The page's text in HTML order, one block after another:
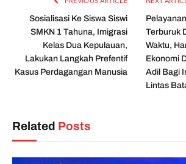
Sosialisasi Ke Siswa Siswi
SMKN 1 Tahuna, Imigrasi
Kelas Dua Kepulauan,
Lakukan Langkah Prefentif
Kasus Perdagangan Manusia
Terburuk
Waktu,
Ekonomi
Adil Bagi
Lintas
Related Posts